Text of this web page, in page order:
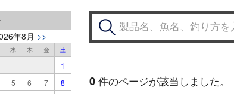
年8月 >>
水 木 金 土
1
5 6 7
8
0 件のページが該当しました。